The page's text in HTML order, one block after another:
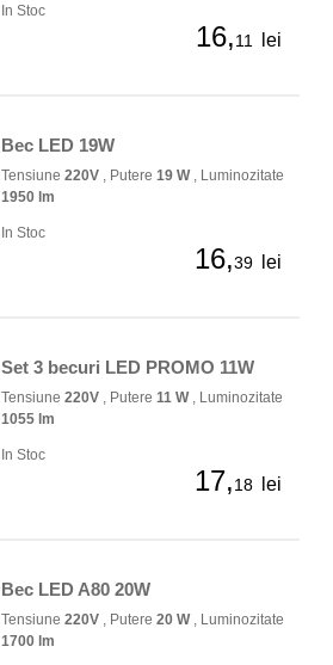
In Stoc
16,11 lei
Bec LED 19W
Tensiune 220V , Putere 19 W, Luminozitate
1950 lm
In Stoc
16,39 lei
Set 3 becuri LED PROMO 11W
Tensiune 220V , Putere 11 W, Luminozitate
1055 lm
In Stoc
17,18 lei
Bec LED A80 20W
Tensiune 220V , Putere 20 W, Luminozitate
1700 lm